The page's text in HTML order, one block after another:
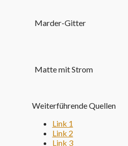
Marder-Gitter
Matte mit Strom
Weiterführende Quellen
Link 1
Link 2
Link 3